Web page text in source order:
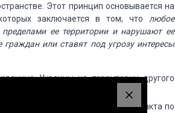
Этот принцип основывается на
заключается в том, что любое
ее территории и нарушают ее
или ставят под угрозу интересы
Украины на территории другого
Украины террористического акта по